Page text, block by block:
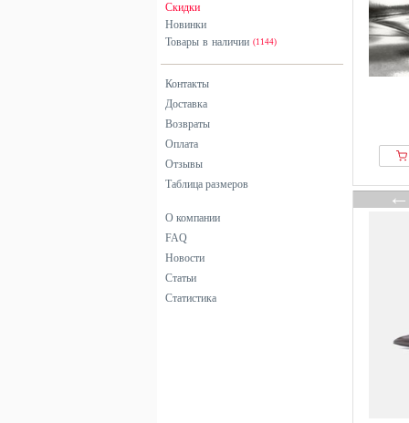
серебристый
серый
синий
черный
Скидки
Новинки
Товары в наличии (1144)
Контакты
Доставка
Возвраты
Оплата
Отзывы
Таблица размеров
О компании
FAQ
Новости
Статьи
Статистика